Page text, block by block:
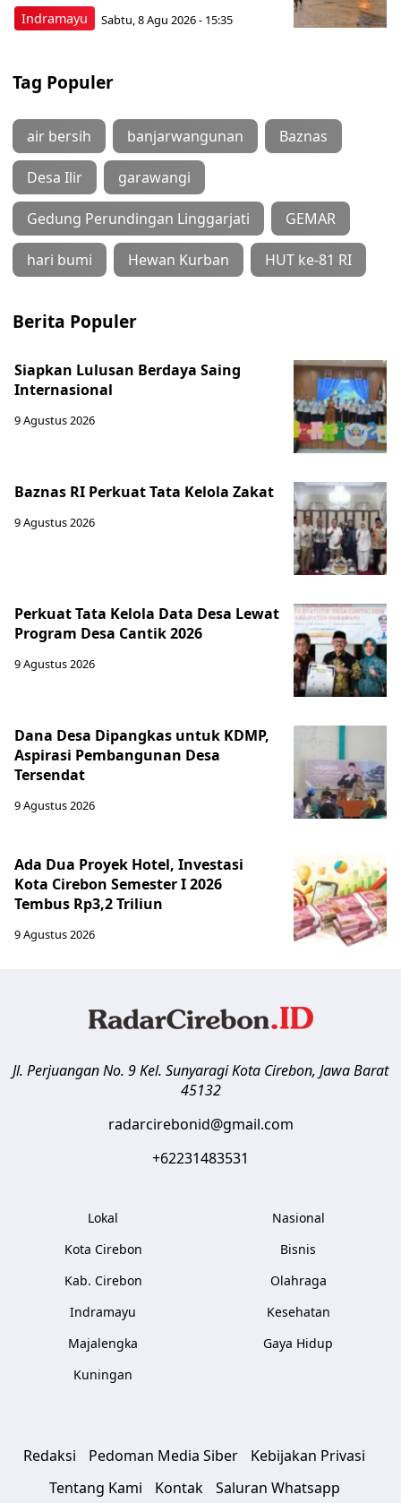
Indramayu Sabtu, 8 Agu 2026 - 15:35
Tag Populer
air bersih banjarwangunan Baznas
Desa Ilir garawangi
Gedung Perundingan Linggarjati GEMAR
hari bumi Hewan Kurban HUT ke-81 RI
Berita Populer
Siapkan Lulusan Berdaya Saing
Internasional
9 Agustus 2026
Baznas RI Perkuat Tata Kelola Zakat
9 Agustus 2026
Perkuat Tata Kelola Data Desa Lewat
Program Desa Cantik 2026
9 Agustus 2026
Dana Desa Dipangkas untuk KDMP,
Aspirasi Pembangunan Desa
Tersendat
9 Agustus 2026
Ada Dua Proyek Hotel, Investasi
Kota Cirebon Semester I 2026
Tembus Rp3,2 Triliun
9 Agustus 2026
Jl. Perjuangan No. 9 Kel. SunyaragiKota Cirebon, Jawa Barat
45132
radarcirebonid@gmail.com
+62231483531
Lokal
Kota Cirebon
Kab. Cirebon
Indramayu
Majalengka
Kuningan
Nasional
Bisnis
Olahraga
Kesehatan
Gaya Hidup
Redaksi Pedoman Media Siber
Kebijakan Privasi
Tentang Kami
Kontak Saluran Whatsapp